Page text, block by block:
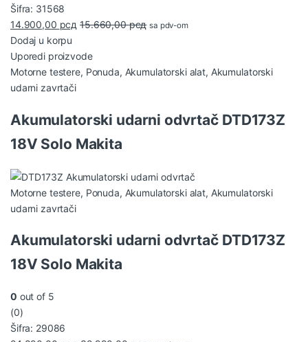
Šifra: 31568
14.900,00 рсд 15.660,00рсд sa pdv-om
Dodaj u korpu
Uporedi proizvode
Motorne testere, Ponuda, Akumulatorski alat, Akumulatorski
udarni zavrtači
Akumulatorski udarni odvrtač DTD173Z
18V Solo Makita
Motorne testere, Ponuda, Akumulatorski alat, Akumulatorski
udarni zavrtači
Akumulatorski udarni odvrtač DTD173Z
18V Solo Makita
0 out of 5
(0)
Šifra: 29086